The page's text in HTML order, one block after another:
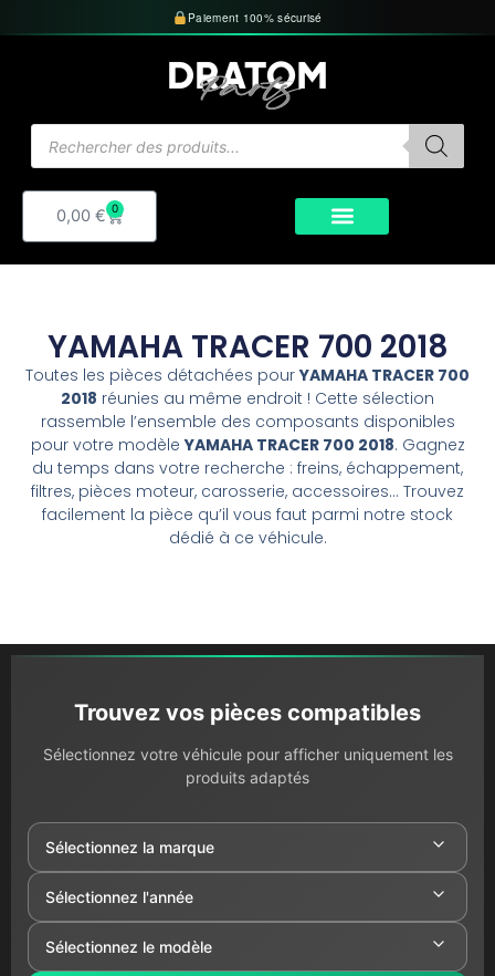
au
Paiement 100% sécurisé
de
0,00 € 0
Panier
YAMAHA TRACER 700 2018
Toutes les pièces détachées pourYAMAHA TRACER 700
2018 réunies au même endroit ! Cette sélection
rassemble l’ensemble des composants disponibles
pour votre modèleYAMAHA TRACER 700 2018. Gagnez
du temps dans votre recherche : freins, échappement,
filtres, pièces moteur, carosserie, accessoires… Trouvez
facilement la pièce qu’il vous faut parmi notre stock
dédié à ce véhicule.
Trouvez vos pièces compatibles
Sélectionnez votre véhicule pour afficher uniquement les
produits adaptés